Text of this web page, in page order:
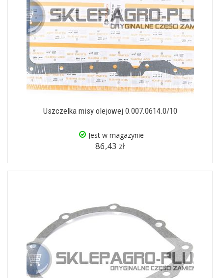
Uszczelka misy olejowej 0.007.0614.0/10
Jest w magazynie
86,43 zł